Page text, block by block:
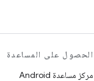
الحصول على المساعدة
مركز مساعدة Android